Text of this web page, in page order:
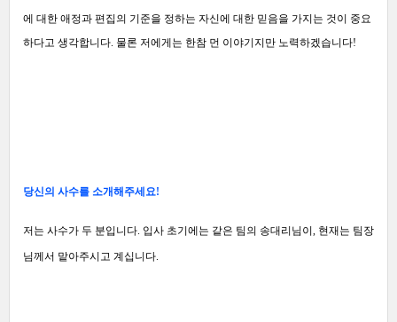
에 대한 애정과 편집의 기준을 정하는 자신에 대한 믿음을 가지는 것이 중요
하다고 생각합니다. 물론 저에게는 한참 먼 이야기지만 노력하겠습니다!
당신의 사수를 소개해주세요!
저는 사수가 두 분입니다. 입사 초기에는 같은 팀의 송대리님이, 현재는 팀장
님께서 맡아주시고 계십니다.